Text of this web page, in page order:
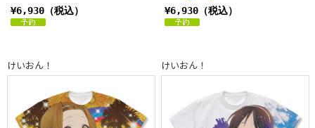
¥6,930（税込） ¥6,930（税込）
けいおん！ けいおん！